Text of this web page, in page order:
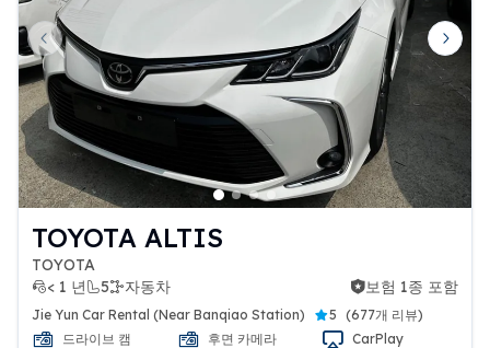
Previous slide Next
TOYOTA ALTIS
TOYOTA
< 1 년
5 자동차
보험 1종 포함 보험 1종 포함
Jie Yun Car Rental (Near Banqiao Station) 5 (677개 리뷰)
드라이브 캠
후면 카메라 CarPlay